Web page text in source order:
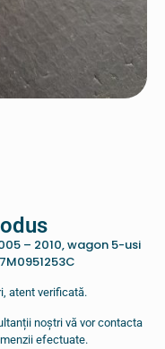
– 2010, wagon 5-usi
atent verificată.
noștri vă vor contacta
efectuate.